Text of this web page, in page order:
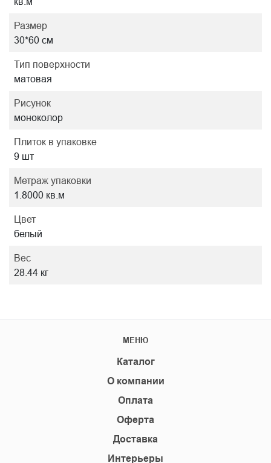
Размер
30*60 см
Тип поверхности
матовая
Рисунок
моноколор
Плиток в упаковке
9 шт
Метраж упаковки
1.8000 кв.м
Цвет
белый
Вес
28.44 кг
МЕНЮ
Каталог
О компании
Оплата
Оферта
Доставка
Интерьеры